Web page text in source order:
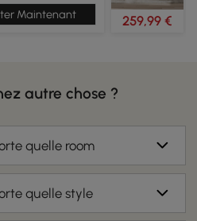
Maintenant 259,99 €
autre chose ?
quelle room
quelle style